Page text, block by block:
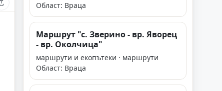
Област: Враца
Маршрут "с. Зверино - вр. Яворец
- вр. Околчица"
маршрути и екопътеки · маршрути
Област: Враца